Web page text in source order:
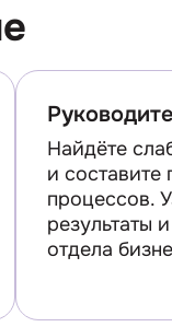
Найдёте
и
процессов.
результаты
отдела